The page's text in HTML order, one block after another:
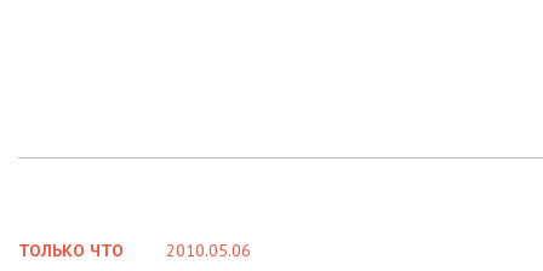
ТОЛЬКО ЧТО 2010.05.06